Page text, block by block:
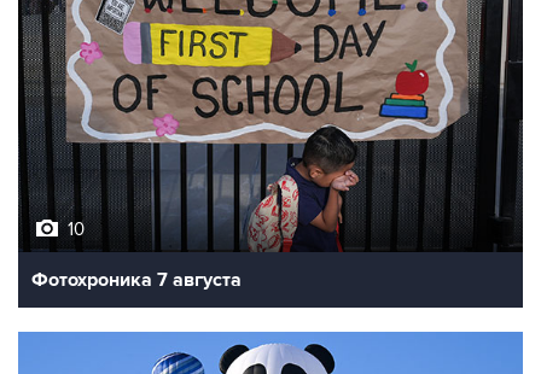
10
Фотохроника 7 августа